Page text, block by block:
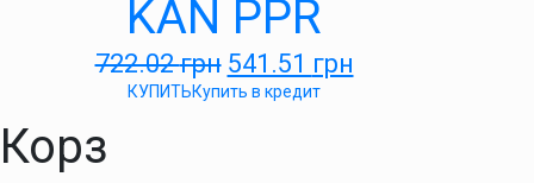
KAN PPR
722.02грн 541.51 грн
КУПИТЬКупить в кредит
Корз